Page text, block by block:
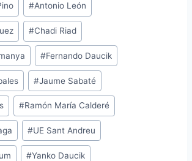
#Antonio León
#Chadi Riad
#Fernando Daucik
#Jaume Sabaté
#Ramón María Calderé
#UE Sant Andreu
#Yanko Daucik